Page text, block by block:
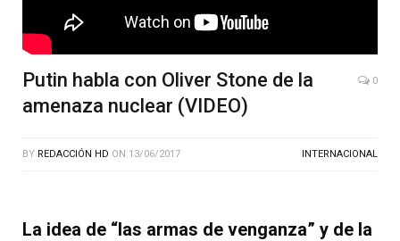
Putin habla con Oliver Stone de la
amenaza nuclear (VIDEO)
0
BY REDACCIÓN HD ON 13/06/2017 INTERNACIONAL
La idea de “las armas de venganza” y de la